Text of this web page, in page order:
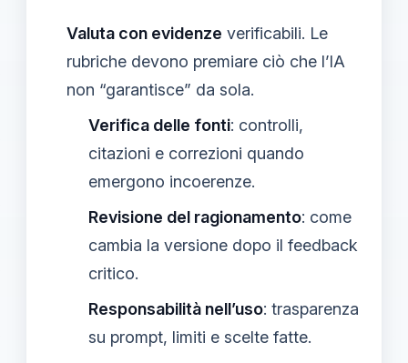
Valuta con evidenze verificabili. Le
rubriche devono premiare ciò che l’IA
non “garantisce” da sola.
Verifica delle fonti: controlli,
citazioni e correzioni quando
emergono incoerenze.
Revisione del ragionamento: come
cambia la versione dopo il feedback
critico.
Responsabilità nell’uso: trasparenza
su prompt, limiti e scelte fatte.